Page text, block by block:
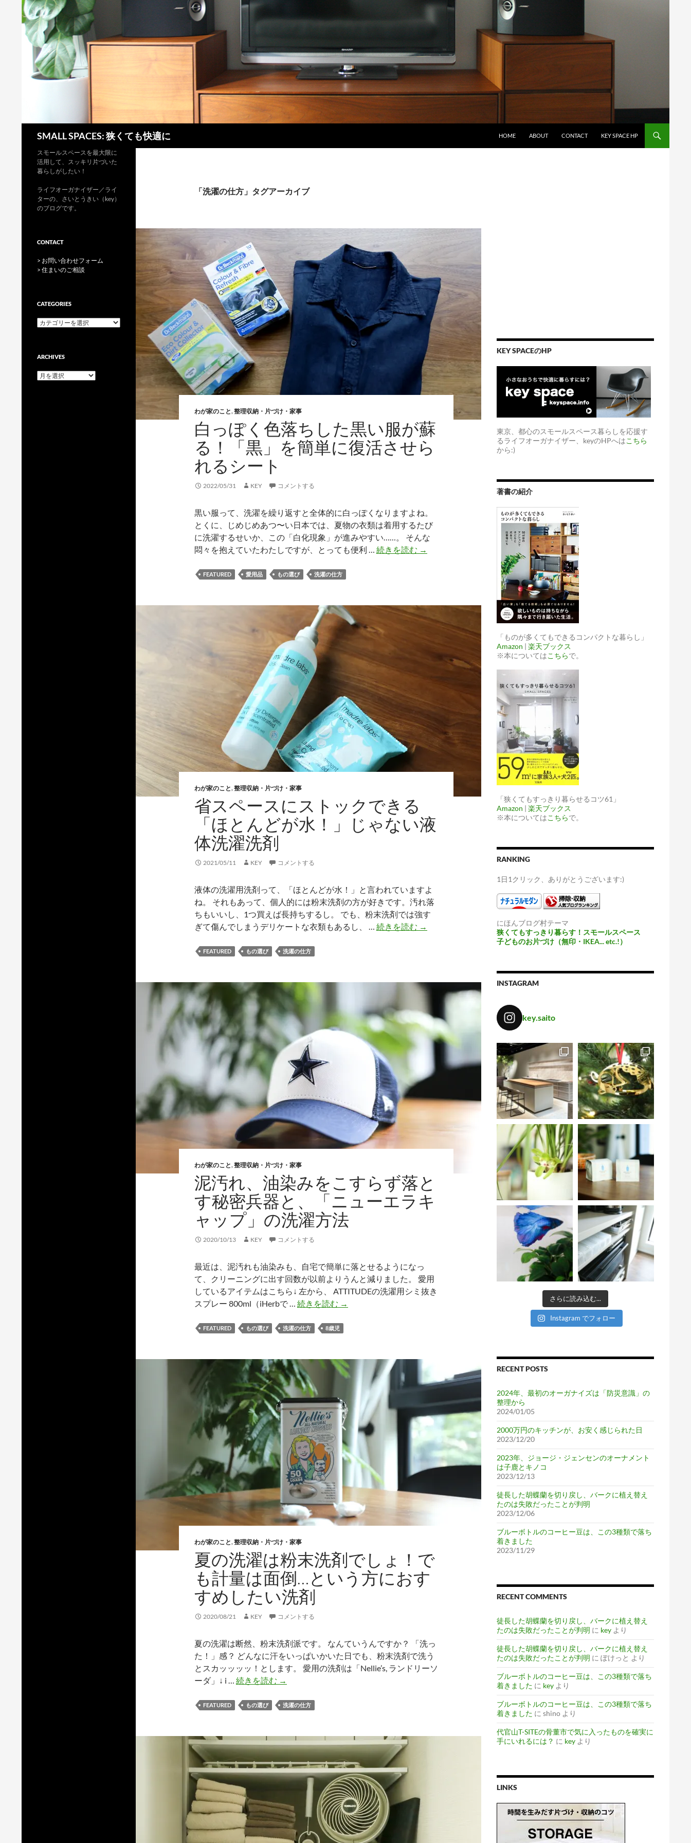
SMALL SPACES: 狭くても快適に
HOME
ABOUT CONTACT KEY SPACE HP
「洗濯の仕方」タグアーカイブ
わが家のこと,整理収納・片づけ・家事
白っぽく色落ちした黒い服が蘇
る！「黒」を簡単に復活させら
れるシート
2022/05/31 KEY コメントする
黒い服って、洗濯を繰り返すと全体的に白っぽくなりますよね。
とくに、じめじめあつ〜い日本では、夏物の衣類は着用するたび
に洗濯するせいか、この「白化現象」が進みやすい……。 そんな
悶々を抱えていたわたしですが、とっても便利 … 続きを読む 白
落
ち
が
蘇
「黒」
を
単
さ
せ
ー
ト
→
FEATURED 愛用品 もの選び 洗濯の仕方
わが家のこと,整理収納・片づけ・家事
省スペースにストックできる
「ほとんどが水！」じゃない液
体洗濯洗剤
2021/05/11 KEY コメントする
液体の洗濯用洗剤って、「ほとんどが水！」と言われていますよ
ね。 それもあって、個人的には粉末洗剤の方が好きです。汚れ落
ちもいいし、1つ買えば長持ちするし。 でも、粉末洗剤では強す
ぎて傷んでしまうデリケートな衣類もあるし、 … 続きを読む 省
に
ト
ッ
ク
る
「ほ
と
ん
水！」
な
い
液
剤
→
FEATURED もの選び 洗濯の仕方
わが家のこと,整理収納・片づけ・家事
泥汚れ、油染みをこすらず落と
す秘密兵器と、「ニューエラキ
ャップ」の洗濯方法
2020/10/13 KEY コメントする
最近は、泥汚れも油染みも、自宅で簡単に落とせるようになっ
て、クリーニングに出す回数が以前よりうんと減りました。 愛用
しているアイテムはこちら↓ 左から、 ATTITUDEの洗濯用シミ抜き
スプレー 800ml（iHerbで … 続きを読む 泥
れ、
み
を
す
ら
ず
落
と
す
密
兵
器
と、
ュ
ー
エ
の
洗
濯
→
FEATURED もの選び 洗濯の仕方 8歳児
わが家のこと,整理収納・片づけ・家事
夏の洗濯は粉末洗剤でしょ！で
も計量は面倒…という方におす
すめしたい洗剤
2020/08/21 KEY コメントする
夏の洗濯は断然、粉末洗剤派です。 なんていうんですか？ 「洗っ
た！」感？ どんなに汗をいっぱいかいた日でも、粉末洗剤で洗う
とスカッッッッ！とします。 愛用の洗剤は「Nellie’s, ランドリーソ
ーダ」↓ i … 続きを読む 夏
洗
粉
末
洗
剤
し
ょ！
で
も
→
FEATURED もの選び 洗濯の仕方
KEY SPACEのHP
東京、都心のスモールスペース暮らしを応援す
るライフオーガナイザー、keyのHPへはこちら
から:)
著書の紹介
「ものが多くてもできるコンパクトな暮らし」
Amazon | 楽天ブックス
※本についてはこちらで。
「狭くてもすっきり暮らせるコツ61」
Amazon | 楽天ブックス
※本についてはこちらで。
RANKING
1日1クリック、ありがとうございます:)
にほんブログ村テーマ
狭くてもすっきり暮らす！スモールスペース
子どものお片づけ（無印・IKEA... etc.!）
INSTAGRAM
key.saito
さらに読み込む...
Instagram でフォロー
RECENT POSTS
2024年、最初のオーガナイズは「防災意識」の
整理から
2024/01/05
2000万円のキッチンが、お安く感じられた日
2023/12/20
2023年、ジョージ・ジェンセンのオーナメント
は子鹿とキノコ
2023/12/13
徒長した胡蝶蘭を切り戻し、バークに植え替え
たのは失敗だったことが判明
2023/12/06
ブルーボトルのコーヒー豆は、この3種類で落ち
着きました
2023/11/29
RECENT COMMENTS
徒長した胡蝶蘭を切り戻し、バークに植え替え
たのは失敗だったことが判明 に key より
徒長した胡蝶蘭を切り戻し、バークに植え替え
たのは失敗だったことが判明 に ぽけっと より
ブルーボトルのコーヒー豆は、この3種類で落ち
着きました に key より
ブルーボトルのコーヒー豆は、この3種類で落ち
着きました に shino より
代官山T-SITEの骨董市で気に入ったものを確実に
手にいれるには？ に key より
LINKS
スモールスペースを最大限に
活用して、スッキリ片づいた
暮らしがしたい！
ライフオーガナイザー／ライ
ターの、さいとうきい（key）
のブログです。
CONTACT
> お問い合わせフォーム
> 住まいのご相談
CATEGORIES
categories
ARCHIVES
archives